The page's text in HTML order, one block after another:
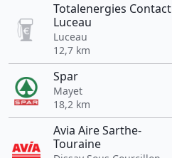
Totalenergies Contact
Luceau
Luceau
12,7 km
Spar
Mayet
18,2 km
Avia Aire Sarthe-
Touraine